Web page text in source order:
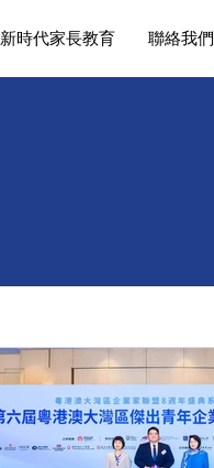
新時代家長教育 聯絡我們